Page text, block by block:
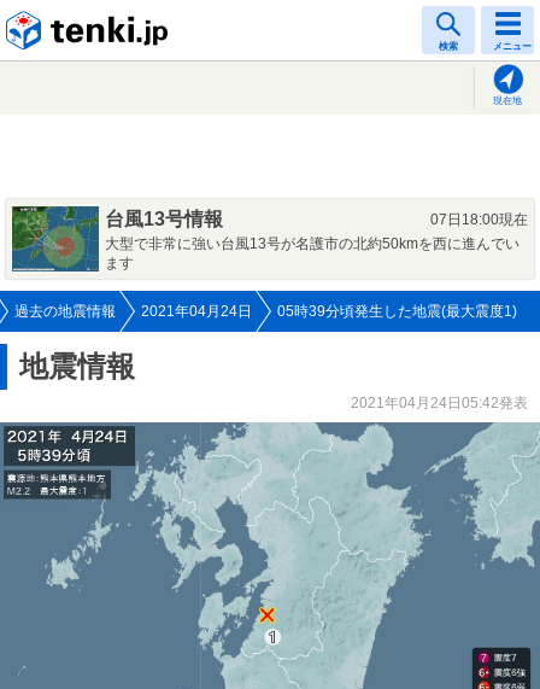
検索 メニュー
現在地
台風13号情報
07日18:00現在
大型で非常に強い台風13号が名護市の北約50kmを西に進んでい
ます
過去の地震情報 2021年04月24日 05時39分頃発生した地震(最大震度1)
地震情報
2021年04月24日05:42発表